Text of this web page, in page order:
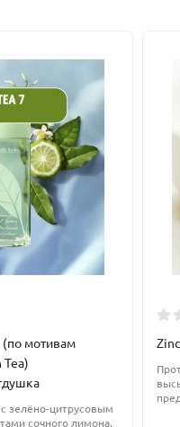
на консервант сорбат
(по мотивам
зелёно-цитрусовым
сочного лимона.